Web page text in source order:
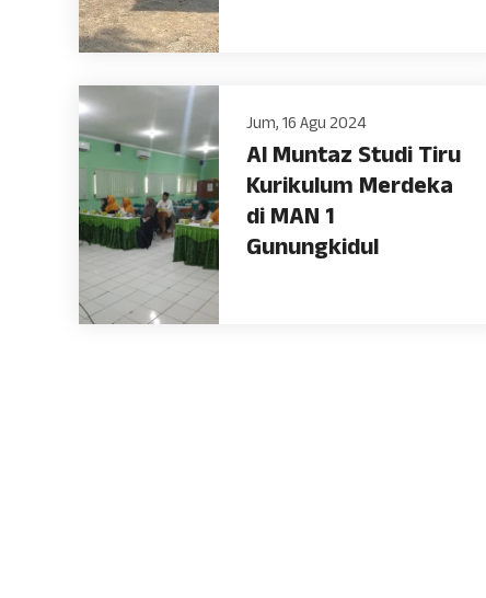
Jum, 16 Agu 2024
Al Muntaz Studi Tiru
Kurikulum Merdeka
di MAN 1
Gunungkidul